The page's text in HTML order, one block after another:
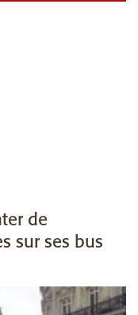
de
sur ses bus